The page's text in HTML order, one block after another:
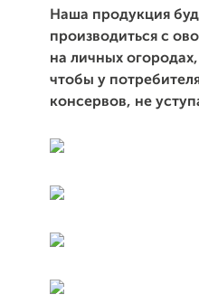
Наша продукция
производиться с
на личных
чтобы у
консервов, не